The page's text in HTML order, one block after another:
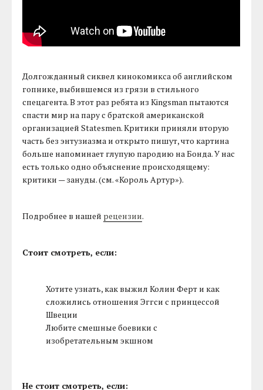
Долгожданный сиквел кинокомикса об английском
гопнике, выбившемся из грязи в стильного
спецагента. В этот раз ребята из Kingsman пытаются
спасти мир на пару с братской американской
организацией Statesmen. Критики приняли вторую
часть без энтузиазма и открыто пишут, что картина
больше напоминает глупую пародию на Бонда. У нас
есть только одно объяснение происходящему:
критики — зануды. (см. «Король Артур»).
Подробнее в нашей рецензии.
Стоит смотреть, если:
Хотите узнать, как выжил Колин Ферт и как
сложились отношения Эггcи с принцессой
Швеции
Любите смешные боевики с
изобретательным экшном
Не стоит смотреть, если: